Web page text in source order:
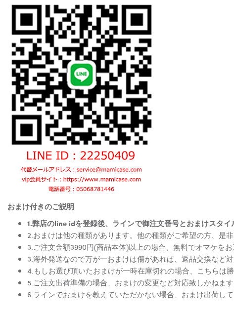
おまけ付きのご説明
1.弊店のline idを登録後、ラインで御注文番号とおまけスタ
2.おまけは他の種類があります。他の種類がご希望の方、是
3.ご注文金額3990円(商品本体)以上の場合、無料でオマケを
3.海外発送なので万が一おまけは傷があれば、返品交換など
4.もしお選び頂いたおまけが一時在庫切れの場合、こちらは
5.ご注文出荷準備の場合、おまけの変更など対応致しかねます
6.ラインでおまけを教えていただかない場合、おまけ出荷し